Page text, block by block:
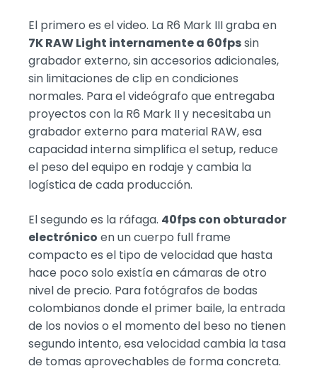
El primero es el video. La R6 Mark III graba en
7K RAW Light internamente a 60fpssin
grabador externo, sin accesorios adicionales,
sin limitaciones de clip en condiciones
normales. Para el videógrafo que entregaba
proyectos con la R6 Mark II y necesitaba un
grabador externo para material RAW, esa
capacidad interna simplifica el setup, reduce
el peso del equipo en rodaje y cambia la
logística de cada producción.
El segundo es la ráfaga. 40fps con obturador
electrónico en un cuerpo full frame
compacto es el tipo de velocidad que hasta
hace poco solo existía en cámaras de otro
nivel de precio. Para fotógrafos de bodas
colombianos donde el primer baile, la entrada
de los novios o el momento del beso no tienen
segundo intento, esa velocidad cambia la tasa
de tomas aprovechables de forma concreta.